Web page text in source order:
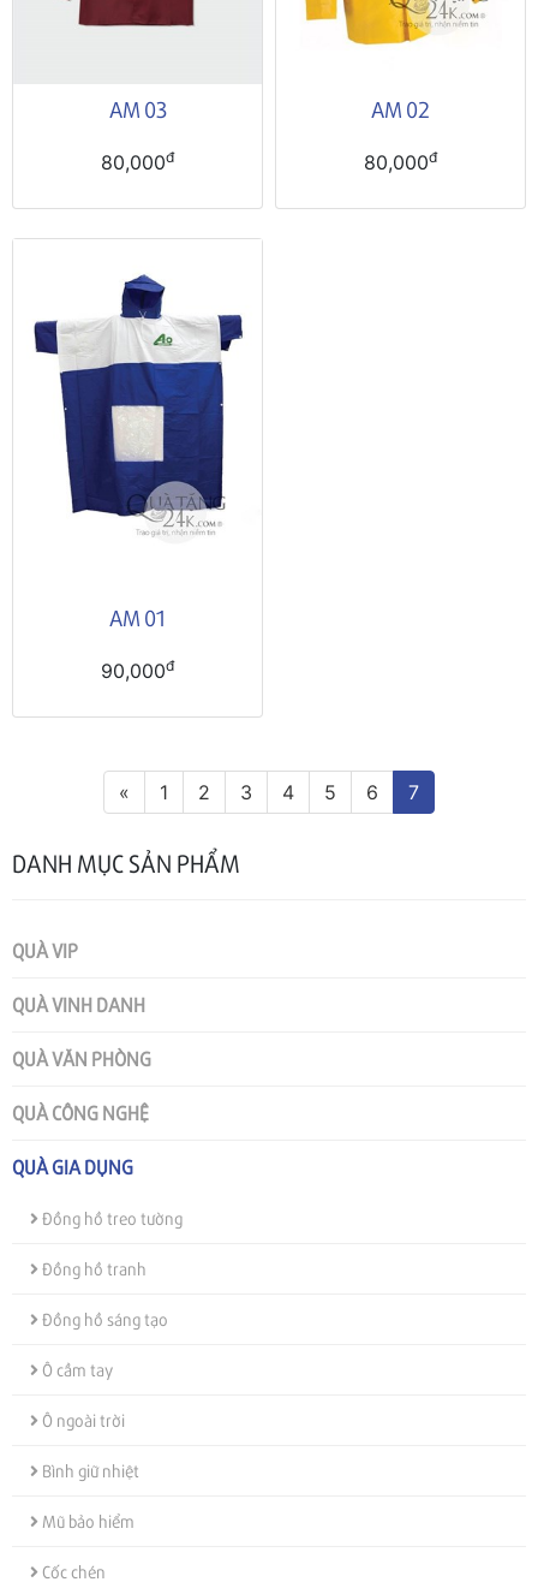
AM 03
80,000đ
AM 02
80,000đ
AM 01
90,000đ
« 1 2 3 4 5 6 7
DANH MỤC SẢN PHẨM
QUÀ VIP
QUÀ VINH DANH
QUÀ VĂN PHÒNG
QUÀ CÔNG NGHỆ
QUÀ GIA DỤNG
Đồng hồ treo tường
Đồng hồ tranh
Đồng hồ sáng tạo
Ô cầm tay
Ô ngoài trời
Bình giữ nhiệt
Mũ bảo hiểm
Cốc chén